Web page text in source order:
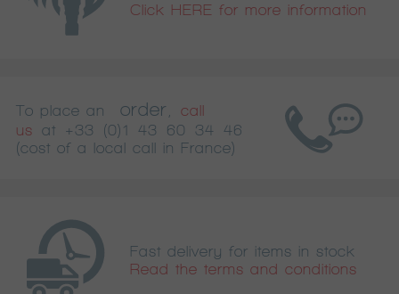
Click HERE for more information
To place an order
call
us
at
+33 (0)1 43 60 34 46
(cost of a local call in France)
Fast delivery for items in stock
Read the terms and conditions